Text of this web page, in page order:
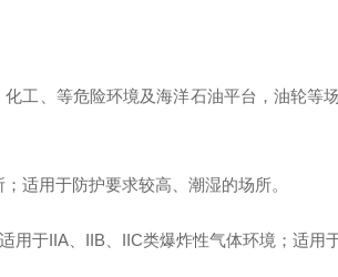
工、等危险环境及海洋石油平台，油轮等
适用于防护要求较高、潮湿的场所。
于IIA、IIB、IIC类爆炸性气体环境；适用